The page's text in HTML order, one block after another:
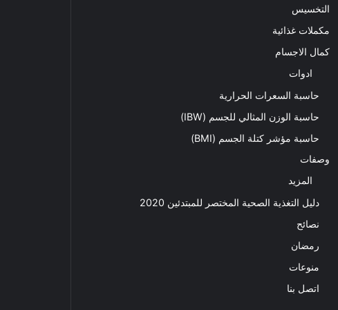
التخسيس
مكملات غذائية
كمال الاجسام
ادوات
حاسبة السعرات الحرارية
حاسبة الوزن المثالي للجسم (IBW)
حاسبة مؤشر كتلة الجسم (BMI)
وصفات
المزيد
دليل التغذية الصحية المختصر للمبتدئين 2020​
نصائح
رمضان
منوعات
اتصل بنا